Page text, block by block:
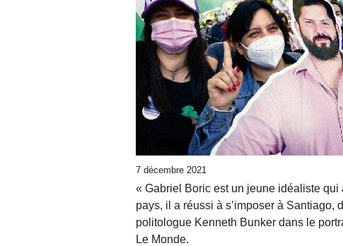
7 décembre 2021
« Gabriel Boric est un jeune idéaliste qui
pays, il a réussi à s’imposer à Santiago,
politologue Kenneth Bunker dans le
Le Monde.